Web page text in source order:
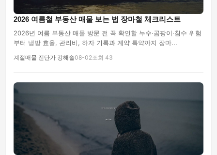
2026 여름철 부동산 매물 보는 법 장마철 체크리스트
2026년 여름 부동산 매물 방문 전 꼭 확인할 누수·곰팡이·침수 위험
부터 냉방 효율, 관리비, 하자 기록과 계약 특약까지 장마...
계절매물 진단가 강해솔08-02조회 43